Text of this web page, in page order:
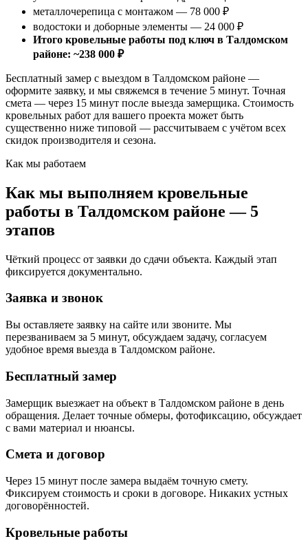
металлочерепица с монтажом — 78 000 ₽
водостоки и доборные элементы — 24 000 ₽
Итого кровельные работы под ключ в Талдомском
районе: ~238 000 ₽
Бесплатный замер с выездом в Талдомском районе —
оформите заявку, и мы свяжемся в течение 5 минут. Точная
смета — через 15 минут после выезда замерщика. Стоимость
кровельных работ для вашего проекта может быть
существенно ниже типовой — рассчитываем с учётом всех
скидок производителя и сезона.
Как мы работаем
Как мы выполняем кровельные
работы в Талдомском районе — 5
этапов
Чёткий процесс от заявки до сдачи объекта. Каждый этап
фиксируется документально.
Заявка и звонок
Вы оставляете заявку на сайте или звоните. Мы
перезваниваем за 5 минут, обсуждаем задачу, согласуем
удобное время выезда в Талдомском районе.
Бесплатный замер
Замерщик выезжает на объект в Талдомском районе в день
обращения. Делает точные обмеры, фотофиксацию, обсуждает
с вами материал и нюансы.
Смета и договор
Через 15 минут после замера выдаём точную смету.
Фиксируем стоимость и сроки в договоре. Никаких устных
договорённостей.
Кровельные работы